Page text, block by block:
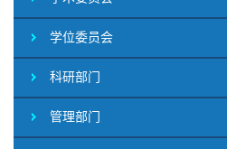
学位委员会
科研部门
管理部门